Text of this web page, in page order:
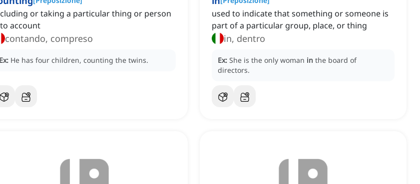
or taking a particular thing or person
account
contando, compreso
Ex: He has four children, counting the twins.
used to indicate that something or someone is
part of a particular group, place, or thing
in, dentro
Ex: She is the only woman in the board of
directors.